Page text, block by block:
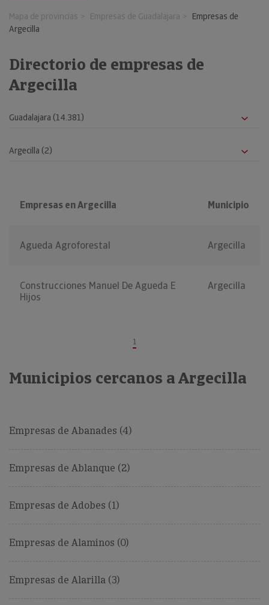
Mapa de provincias Empresas de Guadalajara
Empresas de
Argecilla
Directorio de empresas de
Argecilla
Empresas en Argecilla Municipio
Agueda Agroforestal Argecilla
Construcciones Manuel De Agueda E
Hijos
Argecilla
1
Municipios cercanos a Argecilla
Empresas de Abanades (4)
Empresas de Ablanque (2)
Empresas de Adobes (1)
Empresas de Alaminos (0)
Empresas de Alarilla (3)